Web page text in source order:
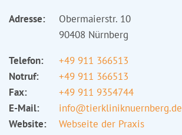
Adresse:
Obermaierstr. 10
90408 Nürnberg
Telefon:
+49 911 366513
Notruf:
+49 911 366513
Fax:
+49 911 9354744
E-Mail:
info@tierkliniknuernberg.de
Website:
Webseite der Praxis